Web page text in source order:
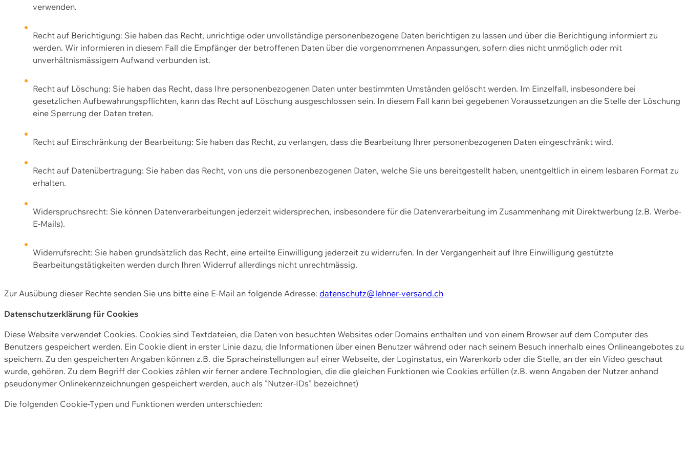
verwenden.
Recht auf Berichtigung: Sie haben das Recht, unrichtige oder unvollständige personenbezogene Daten berichtigen zu lassen und über die Berichtigung informiert zu
werden. Wir informieren in diesem Fall die Empfänger der betroffenen Daten über die vorgenommenen Anpassungen, sofern dies nicht unmöglich oder mit
unverhältnismässigem Aufwand verbunden ist.
Recht auf Löschung: Sie haben das Recht, dass Ihre personenbezogenen Daten unter bestimmten Umständen gelöscht werden. Im Einzelfall, insbesondere bei
gesetzlichen Aufbewahrungspflichten, kann das Recht auf Löschung ausgeschlossen sein. In diesem Fall kann bei gegebenen Voraussetzungen an die Stelle der Löschung
eine Sperrung der Daten treten.
Recht auf Einschränkung der Bearbeitung: Sie haben das Recht, zu verlangen, dass die Bearbeitung Ihrer personenbezogenen Daten eingeschränkt wird.
Recht auf Datenübertragung: Sie haben das Recht, von uns die personenbezogenen Daten, welche Sie uns bereitgestellt haben, unentgeltlich in einem lesbaren Format zu
erhalten.
Widerspruchsrecht: Sie können Datenverarbeitungen jederzeit widersprechen, insbesondere für die Datenverarbeitung im Zusammenhang mit Direktwerbung (z.B. Werbe-
E-Mails).
Widerrufsrecht: Sie haben grundsätzlich das Recht, eine erteilte Einwilligung jederzeit zu widerrufen. In der Vergangenheit auf Ihre Einwilligung gestützte
Bearbeitungstätigkeiten werden durch Ihren Widerruf allerdings nicht unrechtmässig.
Zur Ausübung dieser Rechte senden Sie uns bitte eine E-Mail an folgende Adresse: datenschutz@lehner-versand.ch
Datenschutzerklärung für Cookies
Diese Website verwendet Cookies. Cookies sind Textdateien, die Daten von besuchten Websites oder Domains enthalten und von einem Browser auf dem Computer des
Benutzers gespeichert werden. Ein Cookie dient in erster Linie dazu, die Informationen über einen Benutzer während oder nach seinem Besuch innerhalb eines Onlineangebotes zu
speichern. Zu den gespeicherten Angaben können z.B. die Spracheinstellungen auf einer Webseite, der Loginstatus, ein Warenkorb oder die Stelle, an der ein Video geschaut
wurde, gehören. Zu dem Begriff der Cookies zählen wir ferner andere Technologien, die die gleichen Funktionen wie Cookies erfüllen (z.B. wenn Angaben der Nutzer anhand
pseudonymer Onlinekennzeichnungen gespeichert werden, auch als "Nutzer-IDs" bezeichnet)
Die folgenden Cookie-Typen und Funktionen werden unterschieden: